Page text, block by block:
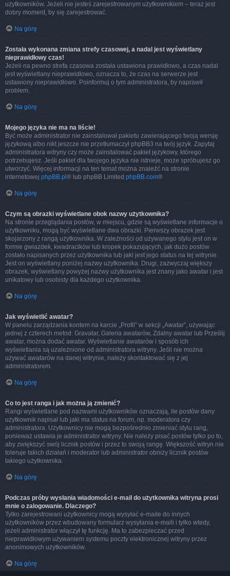
użytkowników. Jeżeli nie jesteś zarejestrowanym użytkownikiem – teraz jest
dobry moment, by się zarejestrować.
Na górę
Została wykonana zmiana strefy czasowej, a nadal jest wyświetlany
nieprawidłowy czas!
Jeżeli na pewno strefa czasowa została ustawiona prawidłowo, a czas nadal
jest wyświetlany nieprawidłowo, oznacza to, że czas na serwerze jest
ustawiony nieprawidłowo. Poinformuj o tym administratora, by naprawił
problem.
Na górę
Mojego języka nie ma na liście!
Być może administrator nie zainstalował pakietu zawierającego twoją wersję
językową albo nikt jeszcze nie przetłumaczył phpBB3 na twój język. Zapytaj
administratora witryny czy może zainstalować pakiet językowy, którego
potrzebujesz. Jeśli pakiet dla twojego języka nie istnieje, może spróbujesz go
utworzyć. Więcej informacji na ten temat można znaleźć na stronie
internetowej phpBB.pl ® lub phpBB Limited phpBB.com®
Na górę
Czym są obrazki wyświetlane obok nazwy użytkownika?
Na stronie przeglądania postów, w miejscu, gdzie są wyświetlane informacje o
użytkowniku, mogą być wyświetlane dwa obrazki. Pierwszy obrazek jest
skojarzony z rangą użytkownika. W zależności od używanego stylu jest on w
formie gwiazdek, kwadracików lub kropek pokazujących, jak dużo postów
zostało napisanych przez użytkownika lub jaki jest jego status na tej witrynie.
Jest on wyświetlany poniżej nazwy użytkownika. Drugi, zazwyczaj większy
obrazek, wyświetlany powyżej nazwy użytkownika jest znany jako awatar i jest
unikatowy lub osobisty dla każdego użytkownika.
Na górę
Jak wyświetlić awatar?
W panelu zarządzania kontem na karcie „Profil” w sekcji „Awatar”, używając
jednej z czterech metod: Gravatar, Galeria awatarów, Zdalny awatar lub Prześlij
awatar, można dodać awatar. Wyświetlanie awatarów i sposób ich
wyświetlania są uzależnione od administratora witryny. Jeśli nie można
używać awatarów na danej witrynie, należy skontaktować się z jej
administratorem.
Na górę
Co to jest ranga i jak można ją zmienić?
Rangi wyświetlane pod nazwami użytkowników oznaczają, ile postów dany
użytkownik napisał lub jaki ma status na forum, np. moderatora czy
administratora. Użytkownicy nie mogą bezpośrednio zmieniać stylu rang,
ponieważ ustawia je administrator witryny. Nie należy pisać postów tylko po to,
aby zwiększyć swój licznik postów i przez to swoją rangę. Większość witryn nie
toleruje takich działań i moderator lub administrator obniży licznik postów
takiego użytkownika.
Na górę
Podczas próby wysłania wiadomości e-mail do użytkownika witryna prosi
mnie o zalogowanie. Dlaczego?
Tylko zarejestrowani użytkownicy mogą wysyłać e-maile do innych
użytkowników przez wbudowany formularz wysyłania e-maili i tylko wtedy,
jeżeli administrator włączył tę funkcję. Ma to zabezpieczać przed
nieprawidłowym używaniem systemu poczty elektronicznej witryny przez
anonimowych użytkowników.
Na górę